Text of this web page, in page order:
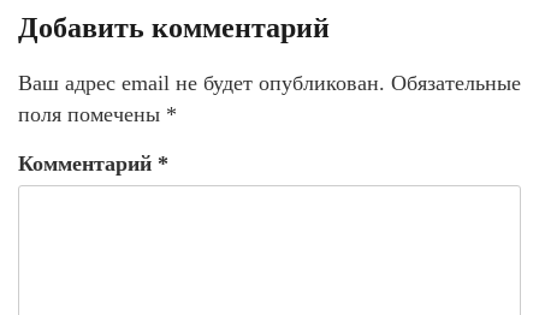
Добавить комментарий
Ваш адрес email не будет опубликован. Обязательные
поля помечены *
Комментарий *